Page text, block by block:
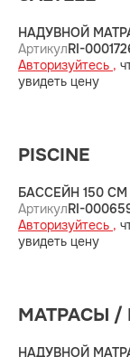
НАДУВНОЙ
АртикулRI-
Авторизуйтесь ,
увидеть цену
PISCINE
БАССЕЙН 150 СМ
АртикулRI-
Авторизуйтесь ,
увидеть цену
МАТРАСЫ /
НАДУВНОЙ